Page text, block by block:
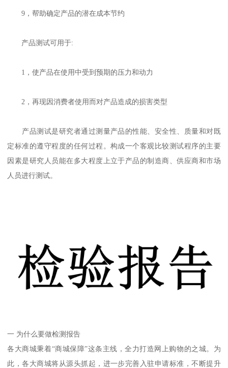
9，帮助确定产品的潜在成本节约
产品测试可用于:
1，使产品在使用中受到预期的压力和动力
2，再现因消费者使用而对产品造成的损害类型
产品测试是研究者通过测量产品的性能、安全性、质量和对既
定标准的遵守程度的任何过程。构成一个客观比较测试程序的主要
因素是研究人员能在多大程度上立于产品的制造商、供应商和市场
人员进行测试。
一 为什么要做检测报告
各大商城秉着“商城保障”这条主线，全力打造网上购物的之城。为
此，各大商城将从源头抓起，进一步完善入驻申请标准，不断提升